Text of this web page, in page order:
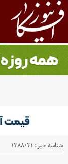
شناسه خبر: ۱۳۸۸۰۳۱